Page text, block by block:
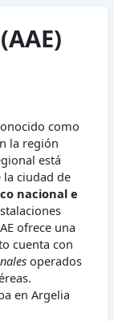
como
la región
está
ciudad de
nacional e
ofrece una
cuenta con
operados
en Argelia